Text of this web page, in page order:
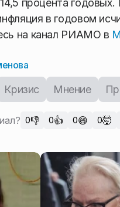
процента
в годовом
на канал РИАМО в
Кризис Мнение
0👎 0👍 0😄 0🤯